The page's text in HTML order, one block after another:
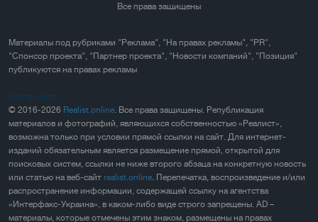
Все права защищены
Материалы под рубриками "Реклама", "На правах рекламы", "PR",
"Спонсор проекта", "Партнер проекта", "Новости компаний", "Позиция"
публикуются на правах рекламы
Карта сайта
© 2016-2026 Realist.online. Все права защищены. Републикация
материалов и фотографий, являющихся собственностью «Реалист»,
возможна только при условии прямой ссылки на сайт. Для интернет-
изданий обязательным является размещение прямой, открытой для
поисковых систем, ссылки не ниже второго абзаца на конкретную новость
или статью на веб-сайт realist.online. Перепечатка, воспроизведение и/или
распространение информации, содержащей ссылку на агентства
«Интерфакс-Украина», в каком-либо виде строго запрещены. AD –
материалы, которые отмечены этим знаком, размещены на правах